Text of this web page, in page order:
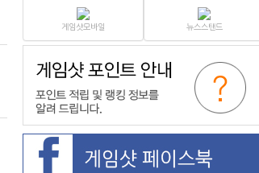
게임샷모바일 뉴스스탠드